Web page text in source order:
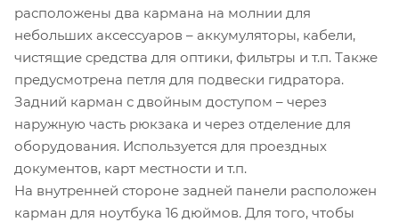
расположены два кармана на молнии для
небольших аксессуаров – аккумуляторы, кабели,
чистящие средства для оптики, фильтры и т.п. Также
предусмотрена петля для подвески гидратора.
Задний карман с двойным доступом – через
наружную часть рюкзака и через отделение для
оборудования. Используется для проездных
документов, карт местности и т.п.
На внутренней стороне задней панели расположен
карман для ноутбука 16 дюймов. Для того, чтобы